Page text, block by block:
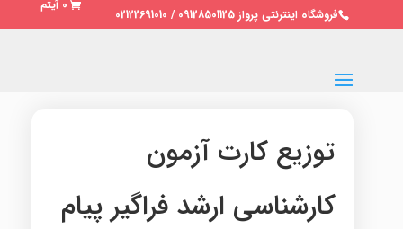
فروشگاه اینترنتی پرواز 09128501125 / 02122691010
0 آیتم
توزیع کارت آزمون
کارشناسی ارشد فراگیر پیام